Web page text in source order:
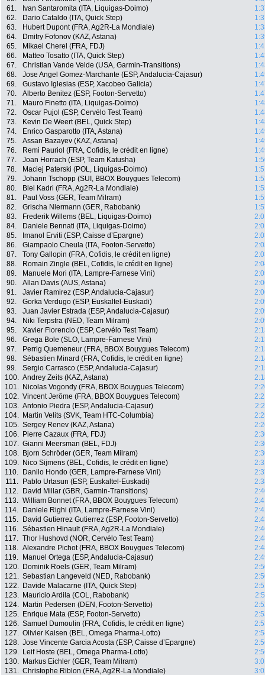
61.
Ivan Santaromita (ITA, Liquigas-Doimo)
62.
Dario Cataldo (ITA, Quick Step)
63.
Hubert Dupont (FRA, Ag2R-La Mondiale)
64.
Dmitry Fofonov (KAZ, Astana)
65.
Mikael Cherel (FRA, FDJ)
66.
Matteo Tosatto (ITA, Quick Step)
67.
Christian Vande Velde (USA, Garmin-Transitions)
68.
Jose Angel Gomez-Marchante (ESP, Andalucia-Cajasur)
69.
Gustavo Iglesias (ESP, Xacobeo Galicia)
70.
Alberto Benitez (ESP, Footon-Servetto)
71.
Mauro Finetto (ITA, Liquigas-Doimo)
72.
Oscar Pujol (ESP, Cervélo Test Team)
73.
Kevin De Weert (BEL, Quick Step)
74.
Enrico Gasparotto (ITA, Astana)
75.
Assan Bazayev (KAZ, Astana)
76.
Remi Pauriol (FRA, Cofidis, le crédit en ligne)
77.
Joan Horrach (ESP, Team Katusha)
78.
Maciej Paterski (POL, Liquigas-Doimo)
79.
Johann Tschopp (SUI, BBOX Bouygues Telecom)
80.
Blel Kadri (FRA, Ag2R-La Mondiale)
81.
Paul Voss (GER, Team Milram)
82.
Grischa Niermann (GER, Rabobank)
83.
Frederik Willems (BEL, Liquigas-Doimo)
84.
Daniele Bennati (ITA, Liquigas-Doimo)
85.
Imanol Erviti (ESP, Caisse d’Epargne)
86.
Giampaolo Cheula (ITA, Footon-Servetto)
87.
Tony Gallopin (FRA, Cofidis, le crédit en ligne)
88.
Romain Zingle (BEL, Cofidis, le crédit en ligne)
89.
Manuele Mori (ITA, Lampre-Farnese Vini)
90.
Allan Davis (AUS, Astana)
91.
Javier Ramirez (ESP, Andalucia-Cajasur)
92.
Gorka Verdugo (ESP, Euskaltel-Euskadi)
93.
Juan Javier Estrada (ESP, Andalucia-Cajasur)
94.
Niki Terpstra (NED, Team Milram)
95.
Xavier Florencio (ESP, Cervélo Test Team)
96.
Grega Bole (SLO, Lampre-Farnese Vini)
97.
Perrig Quemeneur (FRA, BBOX Bouygues Telecom)
98.
Sébastien Minard (FRA, Cofidis, le crédit en ligne)
99.
Sergio Carrasco (ESP, Andalucia-Cajasur)
100. Andrey Zeits (KAZ, Astana)
101.
Nicolas Vogondy (FRA, BBOX Bouygues Telecom)
102. Vincent Jerôme (FRA, BBOX Bouygues Telecom)
103. Antonio Piedra (ESP, Andalucia-Cajasur)
104.
Martin Velits (SVK, Team HTC-Columbia)
105. Sergey Renev (KAZ, Astana)
106.
Pierre Cazaux (FRA, FDJ)
107. Gianni Meersman (BEL, FDJ)
108.
Bjorn Schröder (GER, Team Milram)
109.
Nico Sijmens (BEL, Cofidis, le crédit en ligne)
110.
Danilo Hondo (GER, Lampre-Farnese Vini)
111.
Pablo Urtasun (ESP, Euskaltel-Euskadi)
112.
David Millar (GBR, Garmin-Transitions)
113. William Bonnet (FRA, BBOX Bouygues Telecom)
114.
Daniele Righi (ITA, Lampre-Farnese Vini)
115.
David Gutierrez Gutierrez (ESP, Footon-Servetto)
116. Sébastien Hinault (FRA, Ag2R-La Mondiale)
117. Thor Hushovd (NOR, Cervélo Test Team)
118. Alexandre Pichot (FRA, BBOX Bouygues Telecom)
119.
Manuel Ortega (ESP, Andalucia-Cajasur)
120.
Dominik Roels (GER, Team Milram)
121. Sebastian Langeveld (NED, Rabobank)
122.
Davide Malacarne (ITA, Quick Step)
123.
Mauricio Ardila (COL, Rabobank)
124.
Martin Pedersen (DEN, Footon-Servetto)
125.
Enrique Mata (ESP, Footon-Servetto)
126. Samuel Dumoulin (FRA, Cofidis, le crédit en ligne)
127. Olivier Kaisen (BEL, Omega Pharma-Lotto)
128. Jose Vincente Garcia Acosta (ESP, Caisse d’Epargne)
129.
Leif Hoste (BEL, Omega Pharma-Lotto)
130.
Markus Eichler (GER, Team Milram)
131. Christophe Riblon (FRA, Ag2R-La Mondiale)